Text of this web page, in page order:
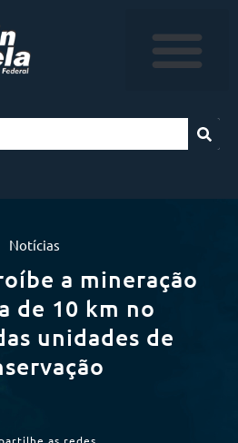
Notícias
a mineração
de 10 km no
unidades de